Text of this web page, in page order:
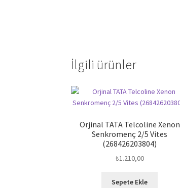
İlgili ürünler
Orjinal TATA Telcoline Xenon
Senkromenç 2/5 Vites
(268426203804)
₺1.210,00
Sepete Ekle